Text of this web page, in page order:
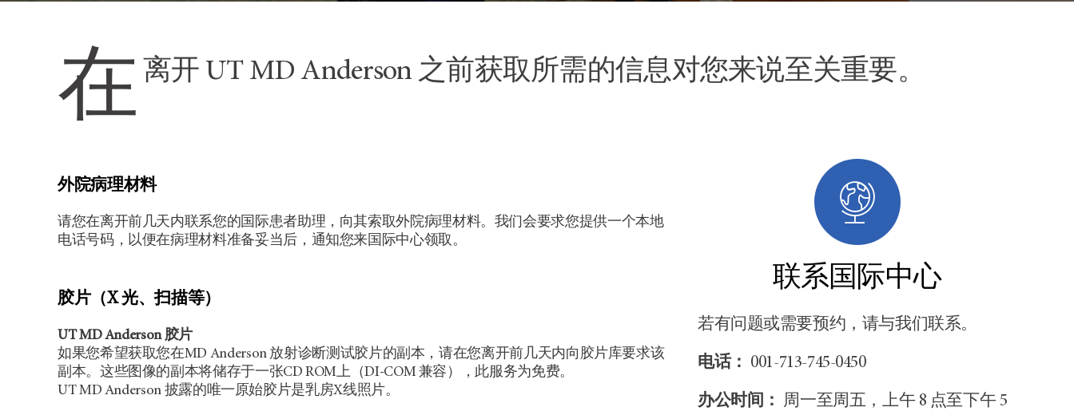
在 离开 UT MD Anderson 之前获取所需的信息对您来说至关重要。
外院病理材料
请您在离开前几天内联系您的国际患者助理，向其索取外院病理材料。我们会要求您提供一个本地
电话号码，以便在病理材料准备妥当后，通知您来国际中心领取。
胶片（X 光、扫描等）
UT MD Anderson胶片
如果您希望获取您在MD Anderson 放射诊断测试胶片的副本，请在您离开前几天内向胶片库要求该
副本。这些图像的副本将储存于一张CD ROM上（DI-COM 兼容），此服务为免费。
UT MD Anderson披露的唯一原始胶片是乳房X线照片。
联系国际中心
若有问题或需要预约，请与我们联系。
电话： 001-713-745-0450
办公时间：
周一至周五，上午 8 点至下午 5